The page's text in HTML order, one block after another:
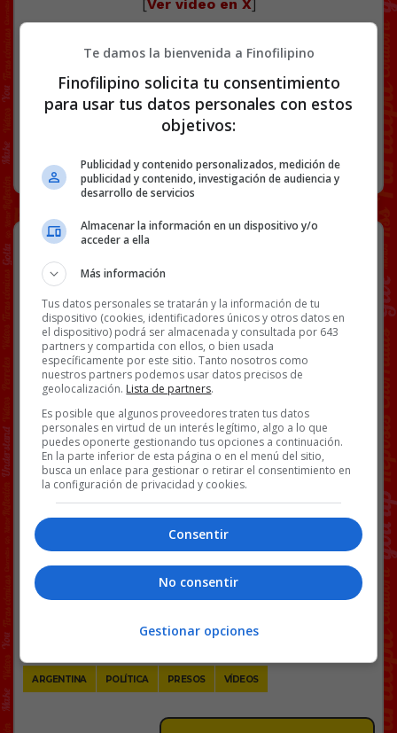
Ver vídeo en X
Facebook
Twitter
WhatsApp
Gmail
Copy
Link
VÍDEOS
66 COMENTARIOS
18 OCTUBRE, 2024
Argentina pone a los presos a
trabajar para el estado.
Es una forma de contrarrestar un poco el ingente
gasto que genera cada preso.
SE TERMINÓ LA VAGANCIA EN LAS
CÁRCELES. AHORA TODOS LOS PRESOS
TRABAJARÁN ARREGLÁNDOLAS
El plan "Manos a la Obra" arranca ya. Y el que
se niega, sanción directa.
pic.twitter.com/6AHa6fttDM
— Patricia Bullrich (@PatoBullrich)
17, 2024
Ver vídeo en X
Facebook
Twitter
WhatsApp
Gmail
Copy
ARGENTINA POLÍTICA PRESOS VÍDEOS
Te damos la bienvenida a Finofilipino
Finofilipino solicita tu consentimiento
para usar tus datos personales con estos
objetivos:
Publicidad y contenido personalizados, medición de
publicidad y contenido, investigación de audiencia y
desarrollo de servicios
Almacenar la información en un dispositivo y/o
acceder a ella
Más información
Tus datos personales se tratarán y la información de tu
dispositivo (cookies, identificadores únicos y otros datos en
el dispositivo) podrá ser almacenada y consultada por 643
partners y compartida con ellos, o bien usada
específicamente por este sitio. Tanto nosotros como
nuestros partners podemos usar datos precisos de
geolocalización. Lista de partners.
Es posible que algunos proveedores traten tus datos
personales en virtud de un interés legítimo, algo a lo que
puedes oponerte gestionando tus opciones a continuación.
En la parte inferior de esta página o en el menú del sitio,
busca un enlace para gestionar o retirar el consentimiento en
la configuración de privacidad y cookies.
Consentir
No consentir
Gestionar opciones